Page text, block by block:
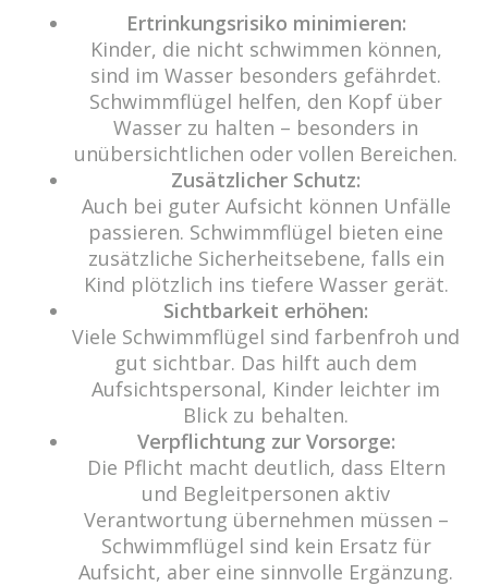
15. Juli 2017 @ 10:00- 18:00
Spiel und Spaß
Ertrinkungsrisiko minimieren:
Kinder, die nicht schwimmen können,
sind im Wasser besonders gefährdet.
Schwimmflügel helfen, den Kopf über
Wasser zu halten – besonders in
unübersichtlichen oder vollen Bereichen.
Zusätzlicher Schutz:
Auch bei guter Aufsicht können Unfälle
passieren. Schwimmflügel bieten eine
zusätzliche Sicherheitsebene, falls ein
Kind plötzlich ins tiefere Wasser gerät.
Sichtbarkeit erhöhen:
Viele Schwimmflügel sind farbenfroh und
gut sichtbar. Das hilft auch dem
Aufsichtspersonal, Kinder leichter im
Blick zu behalten.
Verpflichtung zur Vorsorge:
Die Pflicht macht deutlich, dass Eltern
und Begleitpersonen aktiv
Verantwortung übernehmen müssen –
Schwimmflügel sind kein Ersatz für
Aufsicht, aber eine sinnvolle Ergänzung.